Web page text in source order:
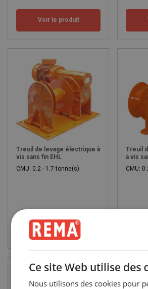
Voir le produit
Treuil de levage électrique à
vis sans fin EHL
CMU: 0.2 - 1.7 tonne(s)
Voir le produit
Treuil
à vis
CMU:
Ce site Web utilise des
Nous utilisons des cookies pour